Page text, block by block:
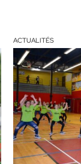
ACTUALITÉS